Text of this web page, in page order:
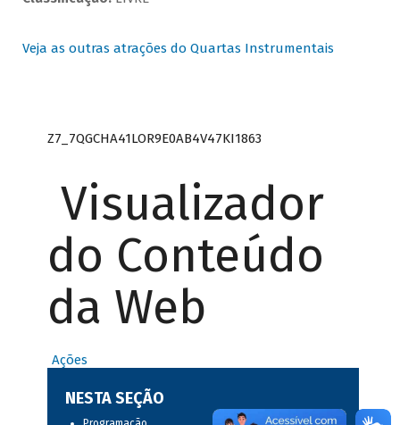
Veja as outras atrações do Quartas Instrumentais
Z7_7QGCHA41LOR9E0AB4V47KI1863
Visualizador
do Conteúdo
da Web
Ações
NESTA SEÇÃO